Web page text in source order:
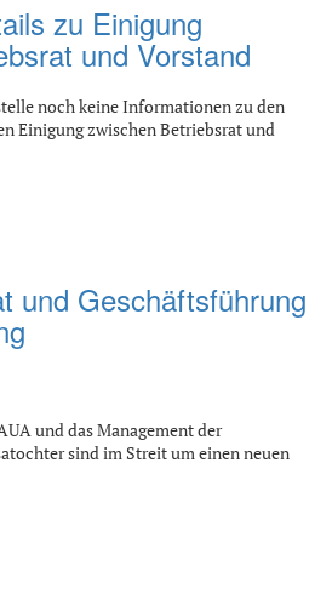
zu Einigung
und Vorstand
noch keine Informationen zu den
Einigung zwischen Betriebsrat und
und Geschäftsführung
und das Management der
sind im Streit um einen neuen